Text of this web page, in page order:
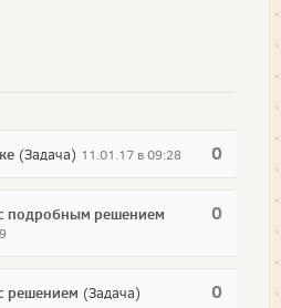
0
(Задача) 11.01.17 в 09:28
0
подробным решением
0
решением (Задача)